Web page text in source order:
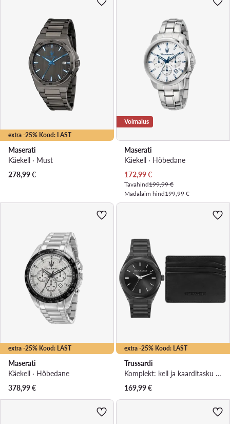
extra -25% Kood: LAST
Maserati
Käekell · Must
278,99€
Võimalus
Maserati
Käekell · Hõbedane
Praegune hind
172,99€
Tavahind199,99 €
Madalaim hind199,99 €
extra -25% Kood: LAST
Maserati
Käekell · Hõbedane
378,99€
extra -25% Kood: LAST
Trussardi
Komplekt: kell ja kaarditasku · Must
169,99€